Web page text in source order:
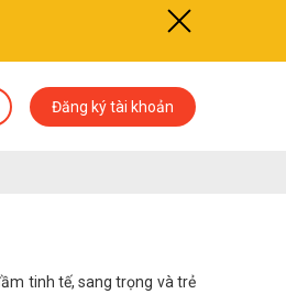
Đăng ký tài khoản
tinh tế, sang trọng và trẻ